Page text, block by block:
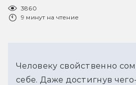
3860
9 минут на чтение
Человеку свойственно
себе. Даже достигнув